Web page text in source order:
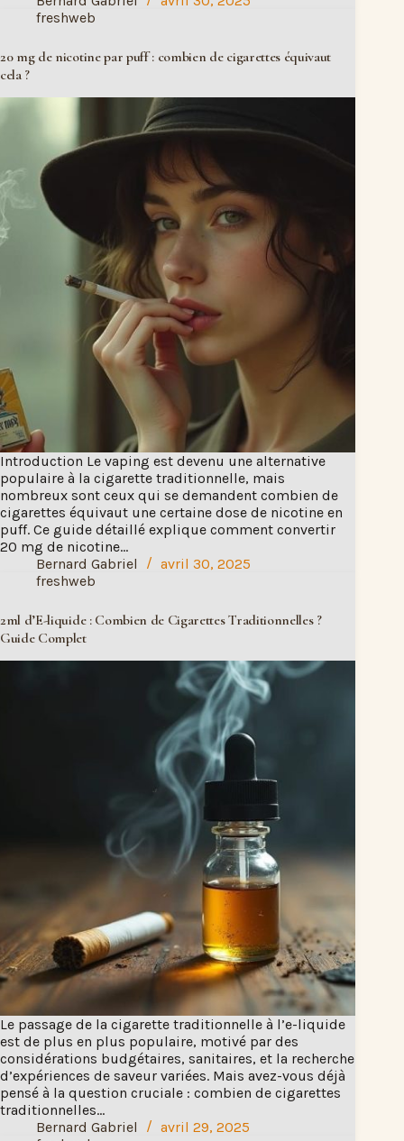
freshweb
20 mg de nicotine par puff : combien de cigarettes équivaut
cela ?
Introduction Le vaping est devenu une alternative
populaire à la cigarette traditionnelle, mais
nombreux sont ceux qui se demandent combien de
cigarettes équivaut une certaine dose de nicotine en
puff. Ce guide détaillé explique comment convertir
20 mg de nicotine…
Bernard Gabriel
avril 30, 2025
freshweb
2ml d’E-liquide : Combien de Cigarettes Traditionnelles ?
Guide Complet
Le passage de la cigarette traditionnelle à l’e-liquide
est de plus en plus populaire, motivé par des
considérations budgétaires, sanitaires, et la recherche
d’expériences de saveur variées. Mais avez-vous déjà
pensé à la question cruciale : combien de cigarettes
traditionnelles…
Bernard Gabriel
avril 29, 2025